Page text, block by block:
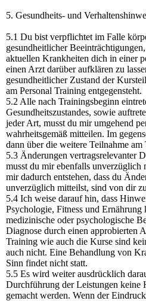
5. Gesundheits- und
5.1 Du bist verpflichtet im Falle
gesundheitlicher
aktuellen Krankheiten dich in einer
einen Arzt darüber aufklären zu
gesundheitlicher Zustand der
am Personal Training entgegensteht.
5.2 Alle nach Trainingsbeginn
Gesundheitszustandes, sowie
jeder Art, musst du mir umgehend
wahrheitsgemäß mitteilen. Im
dann über die weitere Teilnahme am
5.3 Änderungen vertragsrelevanter
musst du mir ebenfalls unverzüglich
mir dadurch entstehen, dass du
unverzüglich mitteilst, sind von dir
5.4 Ich weise darauf hin, dass
Psychologie, Fitness und Ernährung
medizinische oder psychologische
Diagnose durch einen approbierten
Training wie auch die Kurse sind
auch nicht. Eine Behandlung von
Sinn findet nicht statt.
5.5 Es wird weiter ausdrücklich
Durchführung der Leistungen keine
gemacht werden. Wenn der